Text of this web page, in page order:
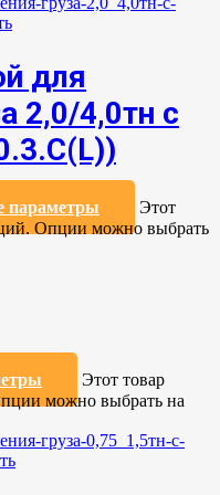
для
2,0/4,0тн с
параметры
Этот
Опции можно выбрать
Этот товар
можно выбрать на